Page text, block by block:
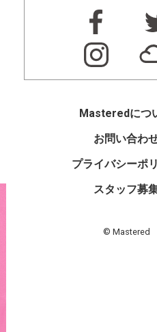
Masteredにつ
お問い合わ
プライバシーポ
スタッフ募
© Mastered